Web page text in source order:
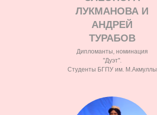
ЛУКМАНОВА И
АНДРЕЙ
ТУРАБОВ
Дипломанты, номинация
"Дуэт".
Студенты БГПУ им. М.Акмуллы